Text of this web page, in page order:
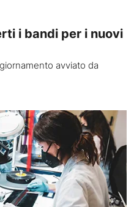
i bandi per i nuovi
avviato da